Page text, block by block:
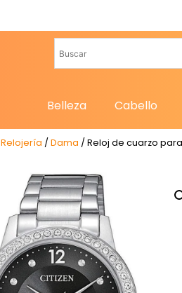
Belleza Cabello
Relojería / Dama / Reloj de cuarzo